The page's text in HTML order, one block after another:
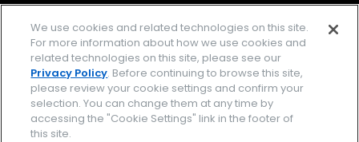
facebookinstagramtwitter
企業情報 ご利用規約
プライバシーポリシー Cookies Settings
We use cookies and related technologies on this site.
For more information about how we use cookies and
related technologies on this site, please see our
Privacy Policy. Before continuing to browse this site,
please review your cookie settings and confirm your
selection. You can change them at any time by
accessing the "Cookie Settings" link in the footer of
this site.